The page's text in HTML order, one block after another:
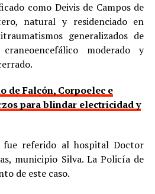
como Deivis de Campos de
natural y residenciado en
generalizados de
moderado y
de Falcón, Corpoelec e
para blindar electricidad y
fue referido al hospital Doctor
municipio Silva. La Policía de
de este caso.